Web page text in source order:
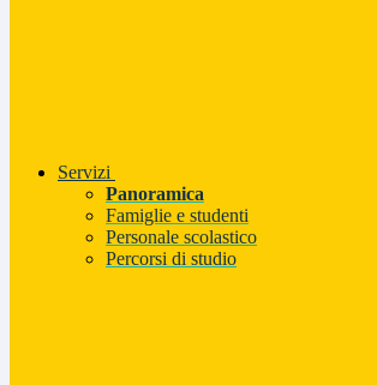
Servizi
Panoramica
Famiglie e studenti
Personale scolastico
Percorsi di studio